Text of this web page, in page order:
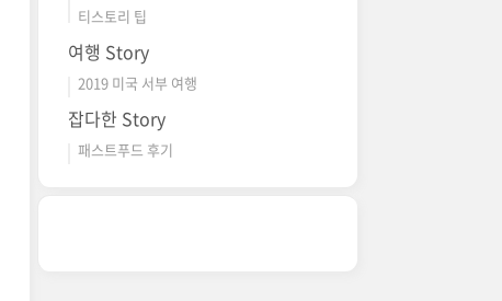
티스토리 팁
여행 Story
2019 미국 서부 여행
잡다한 Story
패스트푸드 후기